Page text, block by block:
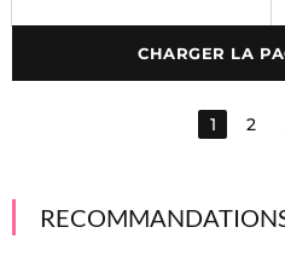
CHARGER LA
1 2